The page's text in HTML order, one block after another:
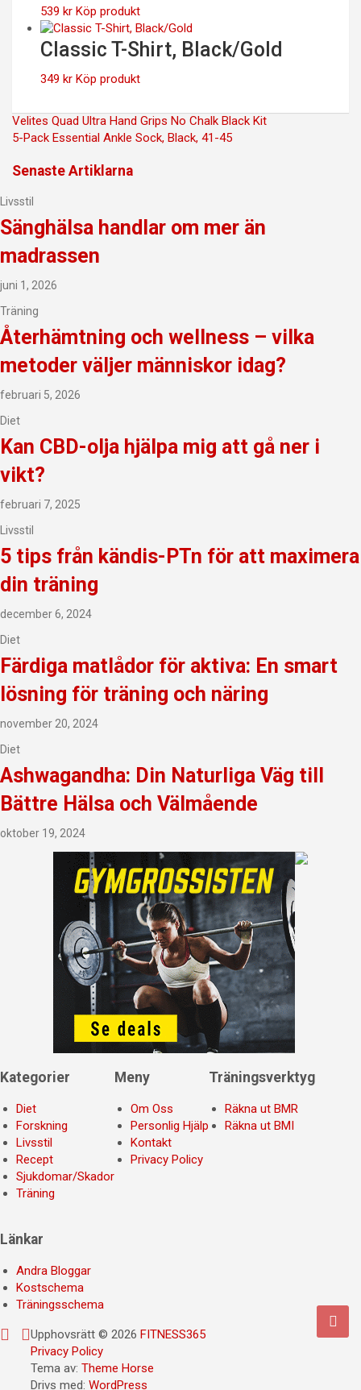
539 kr Köp produkt
Classic T-Shirt, Black/Gold
349 kr Köp produkt
Inläggsnavigering
Velites Quad Ultra Hand Grips No Chalk Black Kit
5-Pack Essential Ankle Sock, Black, 41-45
Senaste Artiklarna
Livsstil
Sänghälsa handlar om mer än
madrassen
juni 1, 2026
Träning
Återhämtning och wellness – vilka
metoder väljer människor idag?
februari 5, 2026
Diet
Kan CBD-olja hjälpa mig att gå ner i
vikt?
februari 7, 2025
Livsstil
5 tips från kändis-PTn för att maximera
din träning
december 6, 2024
Diet
Färdiga matlådor för aktiva: En smart
lösning för träning och näring
november 20, 2024
Diet
Ashwagandha: Din Naturliga Väg till
Bättre Hälsa och Välmående
oktober 19, 2024
Kategorier
Diet
Forskning
Livsstil
Recept
Sjukdomar/Skador
Träning
Meny
Om Oss
Personlig Hjälp
Kontakt
Privacy Policy
Träningsverktyg
Räkna ut BMR
Räkna ut BMI
Länkar
Andra Bloggar
Kostschema
Träningsschema
Upphovsrätt © 2026 FITNESS365
Privacy Policy
Tema av: Theme Horse
Drivs med: WordPress